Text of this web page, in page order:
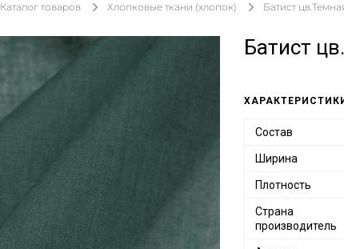
Каталог товаров Хлопковые ткани (хлопок) Батист
Батист
Состав
Ширина
Плотность
Страна
производитель